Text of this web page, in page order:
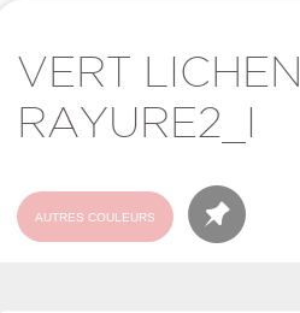
VERT LICHEN
RAYURE2_I
AUTRES COULEURS